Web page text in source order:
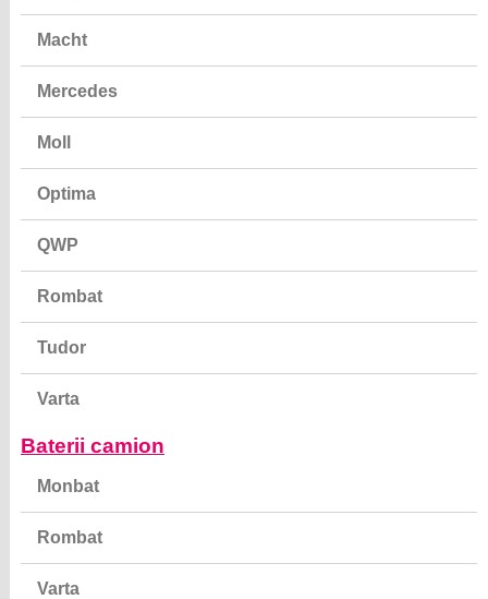
Macht
Mercedes
Moll
Optima
QWP
Rombat
Tudor
Varta
Baterii camion
Monbat
Rombat
Varta